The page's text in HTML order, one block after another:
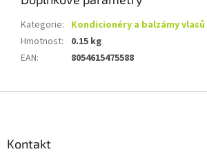
Kategorie: Kondicionéry a balzámy vlasů
Hmotnost:
0.15 kg
EAN: 8054615475588
Kontakt